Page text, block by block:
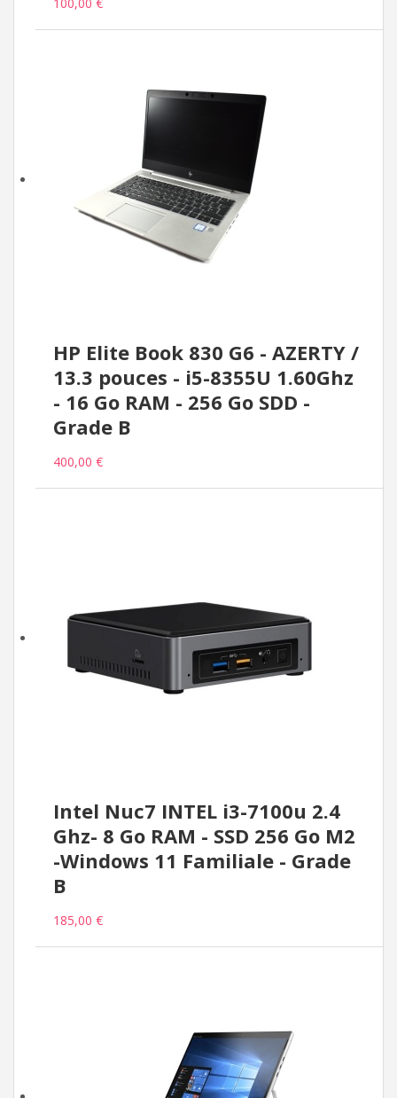
HP Elite Book 830 G6 - AZERTY /
13.3 pouces - i5-8355U 1.60Ghz
- 16 Go RAM - 256 Go SDD -
Grade B
400,00 €
Intel Nuc7 INTEL i3-7100u 2.4
Ghz- 8 Go RAM - SSD 256 Go M2
-Windows 11 Familiale - Grade
B
185,00 €